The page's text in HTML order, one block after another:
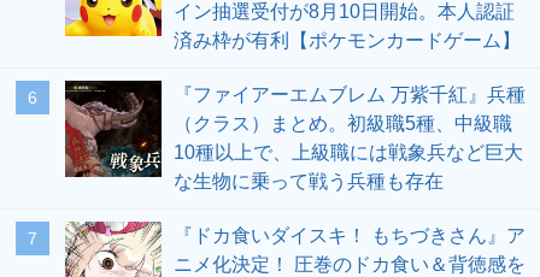
イン抽選受付が8月10日開始。本人認証
済み枠が有利【ポケモンカードゲーム】
6
『ファイアーエムブレム 万紫千紅』兵種
（クラス）まとめ。初級職5種、中級職
10種以上で、上級職には戦象兵など巨大
な生物に乗って戦う兵種も存在
7
『ドカ食いダイスキ！ もちづきさん』ア
ニメ化決定！ 圧巻のドカ食い＆背徳感を